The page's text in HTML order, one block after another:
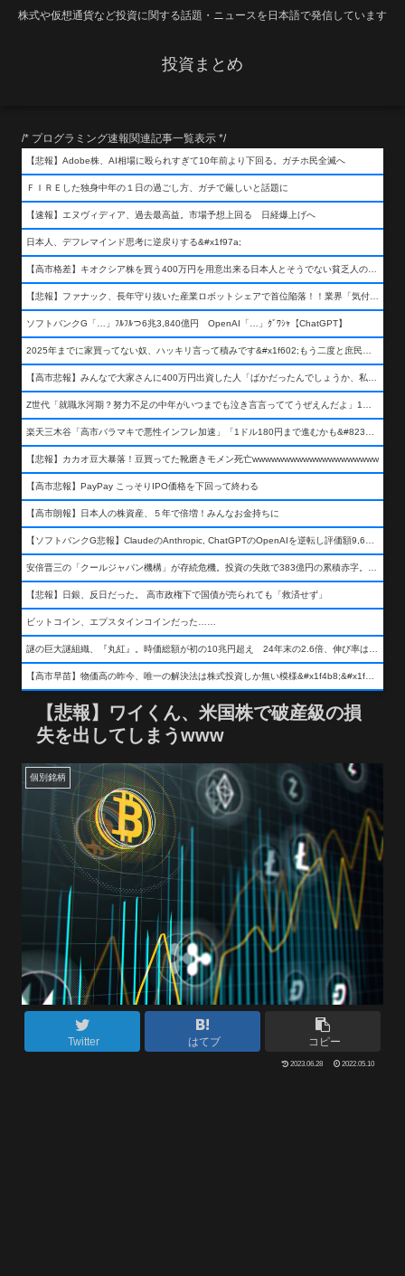
株式や仮想通貨など投資に関する話題・ニュースを日本語で発信しています
投資まとめ
/* プログラミング速報関連記事一覧表示 */
【悲報】Adobe株、AI相場に殴られすぎて10年前より下回る。ガチホ民全滅へ
ＦＩＲＥした独身中年の１日の過ごし方、ガチで厳しいと話題に
【速報】エヌヴィディア、過去最高益。市場予想上回る 日経爆上げへ
日本人、デフレマインド思考に逆戻りする&#x1f97a;
【高市格差】キオクシア株を買う400万円を用意出来る日本人とそうでない貧乏人の差が超広まるって事よ
【悲報】ファナック、長年守り抜いた産業ロボットシェアで首位陥落！！業界「気付いたら一気に抜かれていた…」
ソフトバンクG「…」ﾌﾙﾌﾙつ6兆3,840億円 OpenAI「…」ｸﾞﾜｼｬ【ChatGPT】
2025年までに家買ってない奴、ハッキリ言って積みです&#x1f602;もう二度と庶民が買える値段になりません&#x1f602;&#x1f602;&#x1f602;
【高市悲報】みんなで大家さんに400万円出資した人「ばかだったんでしょうか、私は&#x1f622;」
Z世代「就職氷河期？努力不足の中年がいつまでも泣き言言っててうぜえんだよ」1万いいね
楽天三木谷「高市バラマキで悪性インフレ加速」「1ドル180円まで進むかも&#8230;もう看過できない」
【悲報】カカオ豆大暴落！豆買ってた靴磨きモメン死亡wwwwwwwwwwwwwwwwwwww
【高市悲報】PayPay こっそりIPO価格を下回って終わる
【高市朗報】日本人の株資産、５年で倍増！みんなお金持ちに
【ソフトバンクG悲報】ClaudeのAnthropic, ChatGPTのOpenAIを逆転し評価額9,650億ドル (約154兆円) の世界一価値あるAI企業に……
安倍晋三の「クールジャパン機構」が存続危機。投資の失敗で383億円の累積赤字。2025年度決算も大赤字の可能性。責任の所在はウヤムヤ
【悲報】日銀、反日だった。 高市政権下で国債が売られても「救済せず」
ビットコイン、エプスタインコインだった……
謎の巨大謎組織、『丸紅』。時価総額が初の10兆円超え 24年末の2.6倍、伸び率は謎組織首位
【高市早苗】物価高の昨今、唯一の解決法は株式投資しか無い模様&#x1f4b8;&#x1f4b8;&#x1f4b8;
【悲報】ワイくん、米国株で破産級の損
失を出してしまうwww
個別銘柄
Twitter はてブ コピー
2023.06.28 2022.05.10